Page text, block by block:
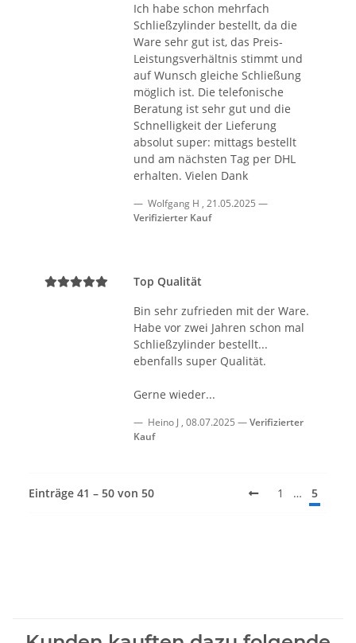
Ich habe schon mehrfach
Schließzylinder bestellt, da die
Ware sehr gut ist, das Preis-
Leistungsverhältnis stimmt und
auf Wunsch gleiche Schließung
möglich ist. Die telefonische
Beratung ist sehr gut und die
Schnelligkeit der Lieferung
absolut super: mittags bestellt
und am nächsten Tag per DHL
erhalten. Vielen Dank
Wolfgang H , 21.05.2025
Verifizierter Kauf
Top Qualität
Bin sehr zufrieden mit der Ware.
Habe vor zwei Jahren schon mal
Schließzylinder bestellt...
ebenfalls super Qualität.
Gerne wieder...
Heino J , 08.07.2025
Verifizierter
Kauf
Einträge 41 – 50 von 50 1 … 5